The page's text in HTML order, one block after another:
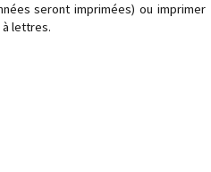
seront imprimées) ou imprimer
à lettres.